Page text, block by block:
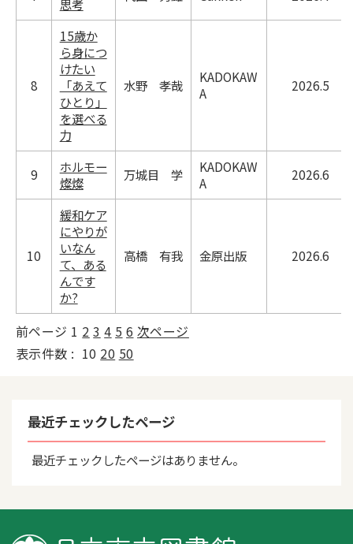
思考
8
15歳か
ら身につ
けたい
「あえて
ひとり」
を選べる
力
水野 孝哉
KADOKAW
A
2026.5
9
ホルモー
燦燦
万城目 学
KADOKAW
A
2026.6
10
緩和ケア
にやりが
いなん
て、ある
んです
か?
高橋 有我 金原出版 2026.6
前ページ 1 2 3 4 5 6 次ページ
10 20 50
最近チェックしたページ
最近チェックしたページはありません。